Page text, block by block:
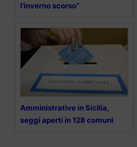
l’inverno scorso”
Amministrative in Sicilia,
seggi aperti in 128 comuni